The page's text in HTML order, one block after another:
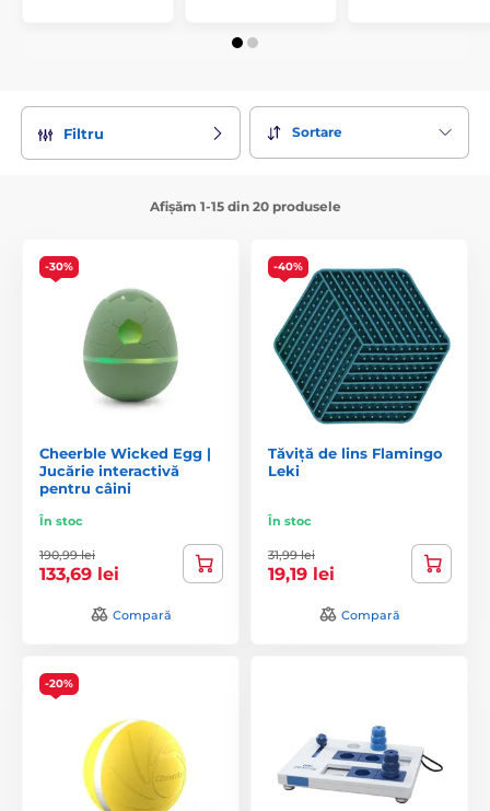
Filtru Sortare
Afișăm 1-15 din 20 produsele
-30%
Cheerble Wicked Egg |
Jucărie interactivă
pentru câini
În stoc
190,99 lei
133,69 lei
Compară
-40%
Tăviță de lins Flamingo
Leki
În stoc
31,99 lei
19,19 lei
Compară
-20%